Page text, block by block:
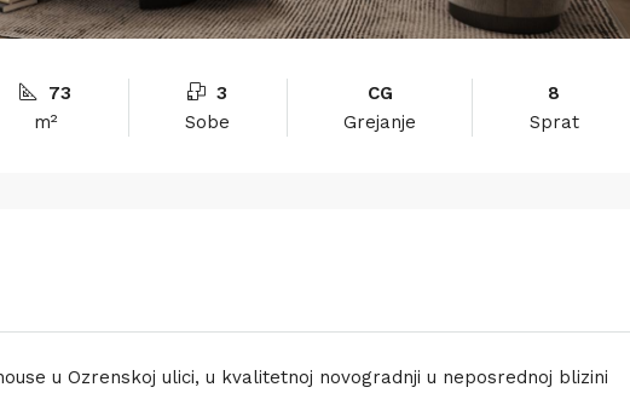
73
m²
3
Sobe
CG
Grejanje
8
Sprat
u Ozrenskoj ulici, u kvalitetnoj novogradnji u neposrednoj blizini